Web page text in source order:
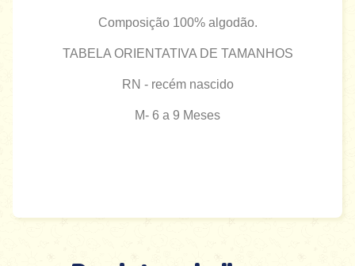
Composição 100% algodão.
TABELA ORIENTATIVA DE TAMANHOS
RN - recém nascido
M- 6 a 9 Meses